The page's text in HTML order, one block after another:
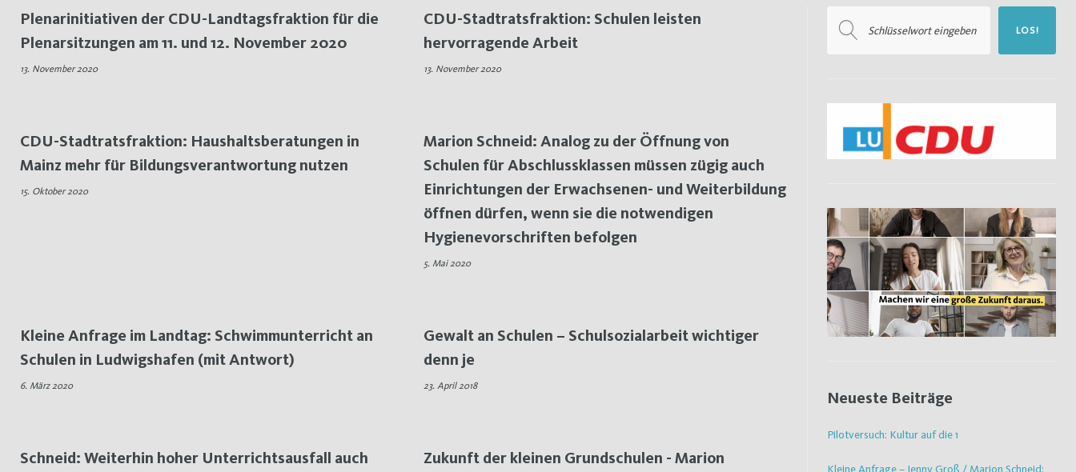
Schlagwort:
Schulen
Plenarinitiativen der CDU-Landtagsfraktion für die
Plenarsitzungen am 11. und 12. November 2020
13. November 2020
CDU-Stadtratsfraktion: Schulen leisten
hervorragende Arbeit
13. November 2020
CDU-Stadtratsfraktion: Haushaltsberatungen in
Mainz mehr für Bildungsverantwortung nutzen
15. Oktober 2020
Marion Schneid: Analog zu der Öffnung von
Schulen für Abschlussklassen müssen zügig auch
Einrichtungen der Erwachsenen- und Weiterbildung
öffnen dürfen, wenn sie die notwendigen
Hygienevorschriften befolgen
5. Mai 2020
Kleine Anfrage im Landtag: Schwimmunterricht an
Schulen in Ludwigshafen (mit Antwort)
6. März 2020
Gewalt an Schulen – Schulsozialarbeit wichtiger
denn je
23. April 2018
Schneid: Weiterhin hoher Unterrichtsausfall auch
Zukunft der kleinen Grundschulen - Marion
nach:
LOS!
Neueste Beiträge
Pilotversuch: Kultur auf die 1
Kleine Anfrage – Jenny Groß / Marion Schneid: